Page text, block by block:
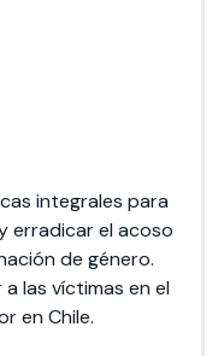
integrales para
erradicar el acoso
de género.
las víctimas en el
en Chile.